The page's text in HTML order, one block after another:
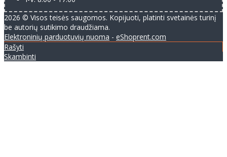
2026 © Visos teisės saugomos. Kopijuoti, platinti svetainės turinį
be autorių sutikimo draudžiama.
Elektroninių parduotuvių nuoma - eShoprent.com
Rašyti
Skambinti